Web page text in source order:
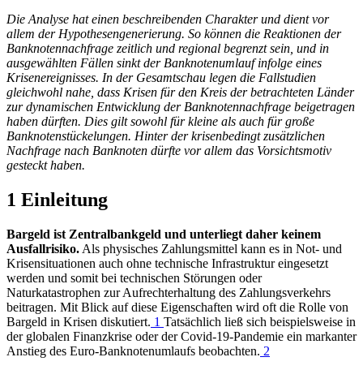
Die Analyse hat einen beschreibenden Charakter und dient vor
allem der Hypothesengenerierung. So können die Reaktionen der
Banknotennachfrage zeitlich und regional begrenzt sein, und in
ausgewählten Fällen sinkt der Banknotenumlauf infolge eines
Krisenereignisses. In der Gesamtschau legen die Fallstudien
gleichwohl nahe, dass Krisen für den Kreis der betrachteten Länder
zur dynamischen Entwicklung der Banknotennachfrage beigetragen
haben dürften. Dies gilt sowohl für kleine als auch für große
Banknotenstückelungen. Hinter der krisenbedingt zusätzlichen
Nachfrage nach Banknoten dürfte vor allem das Vorsichtsmotiv
gesteckt haben.
1 Einleitung
Bargeld ist Zentralbankgeld und unterliegt daher keinem
Ausfallrisiko. Als physisches Zahlungsmittel kann es in Not- und
Krisensituationen auch ohne technische Infrastruktur eingesetzt
werden und somit bei technischen Störungen oder
Naturkatastrophen zur Aufrechterhaltung des Zahlungsverkehrs
beitragen. Mit Blick auf diese Eigenschaften wird oft die Rolle von
Bargeld in Krisen diskutiert. 1 Tatsächlich ließ sich beispielsweise in
der globalen Finanzkrise oder der Covid-19-Pandemie ein markanter
Anstieg des Euro-Banknotenumlaufs beobachten. 2